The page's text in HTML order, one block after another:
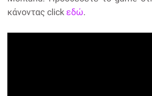
κάνοντας click εδώ.